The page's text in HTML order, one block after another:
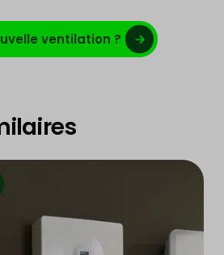
ventilation ?